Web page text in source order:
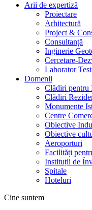
Arii de expertiză
Proiectare
Arhitectură
Project &
Consultanță
Inginerie
Cercetare-
Laborator
Domenii
Clădiri pentru
Clădiri
Monumente
Centre
Obiective
Obiective
Aeroporturi
Facilități
Instituții de
Spitale
Hoteluri
Cine suntem